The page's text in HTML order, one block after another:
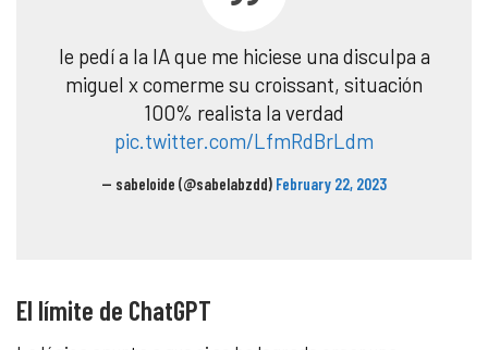
le pedí a la IA que me hiciese una disculpa a
miguel x comerme su croissant, situación
100% realista la verdad
pic.twitter.com/LfmRdBrLdm
— sabeloide (@sabelabzdd) February 22, 2023
El límite de ChatGPT